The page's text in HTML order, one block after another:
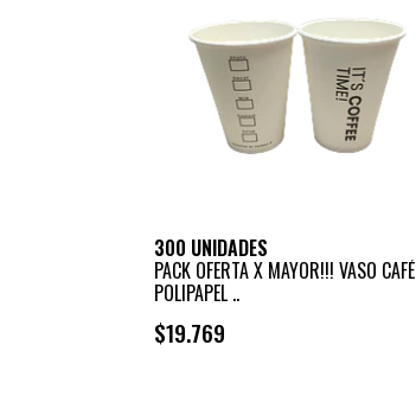
300 UNIDADES
PACK OFERTA X MAYOR!!! VASO CAFÉ
POLIPAPEL ..
$19.769